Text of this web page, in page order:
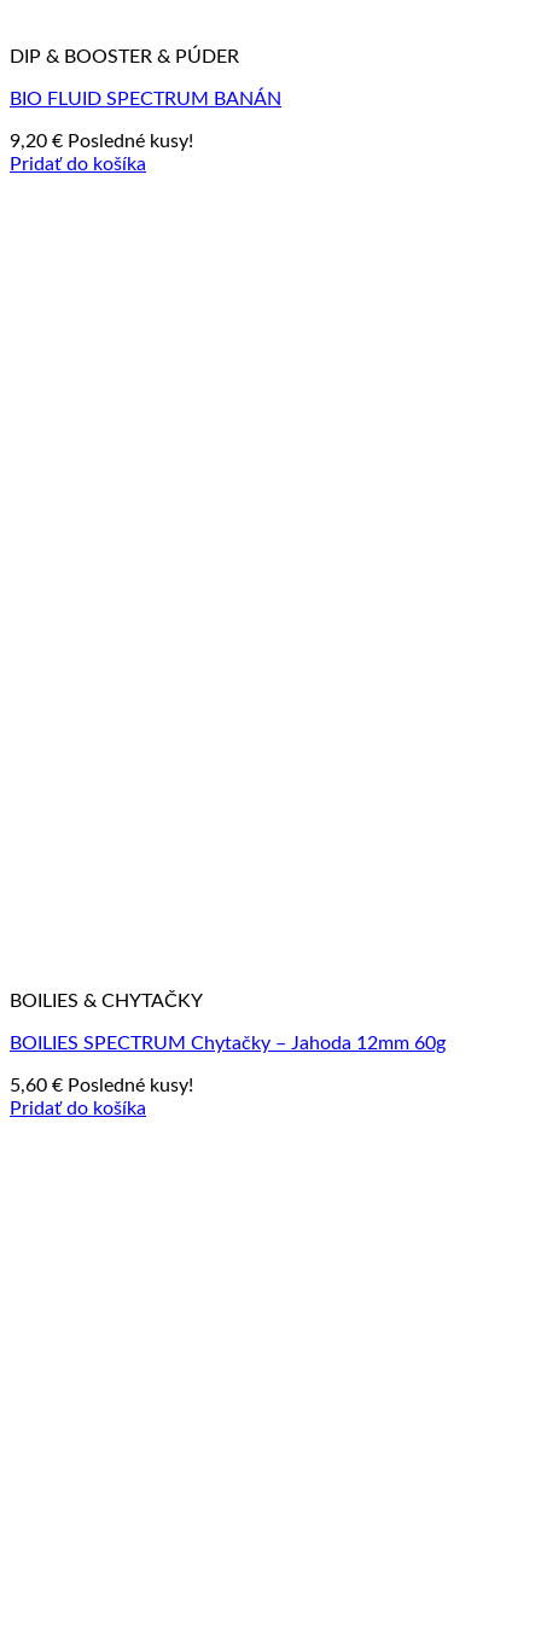
DIP & BOOSTER & PÚDER
BIO FLUID SPECTRUM BANÁN
9,20 € Posledné kusy!
Pridať do košíka
BOILIES & CHYTAČKY
BOILIES SPECTRUM Chytačky – Jahoda 12mm 60g
5,60 € Posledné kusy!
Pridať do košíka